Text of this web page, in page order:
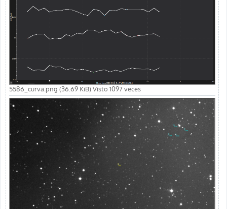
5586_curva.png (36.69 KiB) Visto 1097 veces